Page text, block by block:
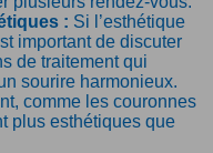
: Si l’esthétique
important de discuter
de traitement qui
sourire harmonieux.
comme les couronnes
plus esthétiques que